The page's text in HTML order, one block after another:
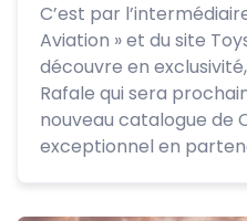
C’est par
Aviation » et du site
découvre en
Rafale qui sera
nouveau catalogue de
exceptionnel en